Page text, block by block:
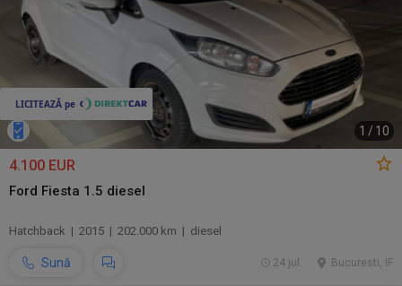
1 / 10
4.100 EUR
Ford Fiesta 1.5 diesel
Hatchback | 2015 | 202.000 km | diesel
Sună Bucuresti, IF
24 jul.